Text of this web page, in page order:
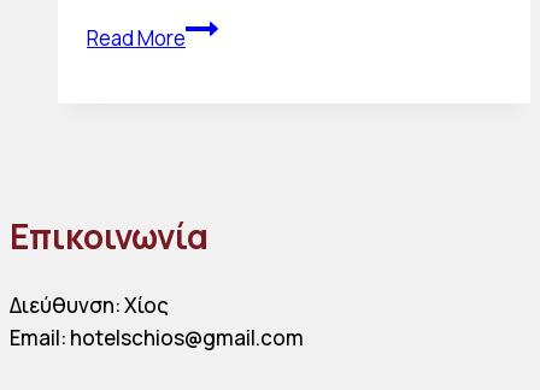
Read MoreΣυμμετοχή
Επιμελητηρίου
Xenia
Επικοινωνία
Διεύθυνση: Χίος
Email: hotelschios@gmail.com